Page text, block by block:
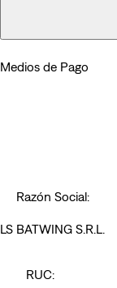
Medios de Pago
Razón Social:
LS BATWING S.R.L.
RUC: